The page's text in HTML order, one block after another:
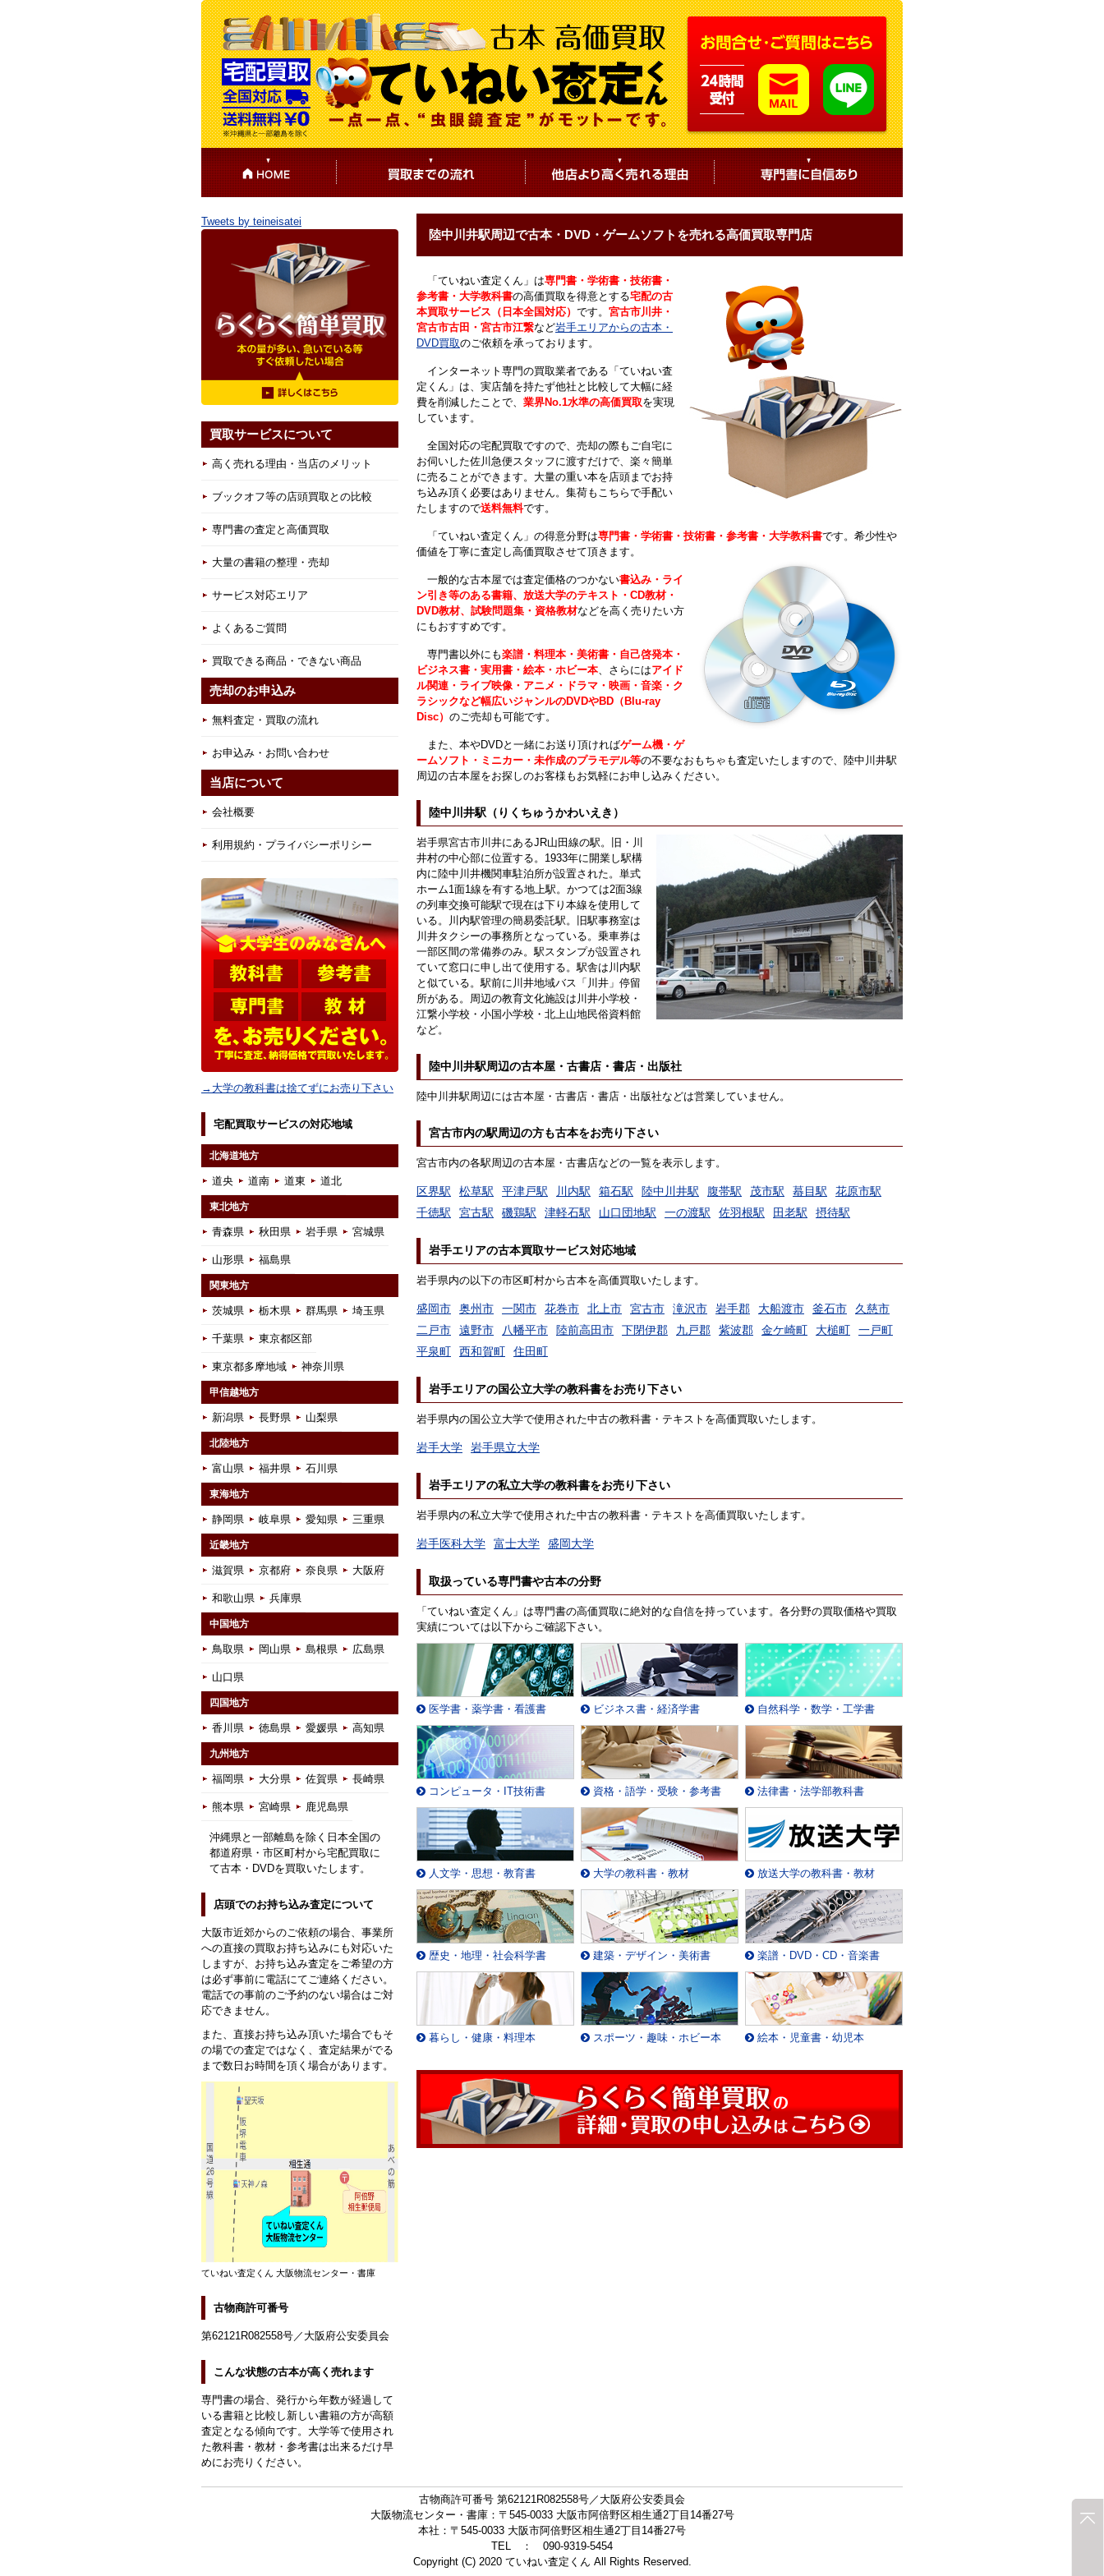
陸中川井駅周辺で古本・DVD・ゲームソフトを売れる高価買取専門店
「ていねい査定くん」は専門書・学術書・技術書・
参考書・大学教科書の高価買取を得意とする宅配の古
本買取サービス（日本全国対応） です。 宮古市川井・
宮古市古田・宮古市江繋など岩手エリアからの古本・
DVD買取のご依頼を承っております。
インターネット専門の買取業者である「ていねい査
定くん」は、実店舗を持たず他社と比較して大幅に経
費を削減したことで、 業界No.1水準の高価買取を実現
しています。
全国対応の宅配買取ですので、売却の際もご自宅に
お伺いした佐川急便スタッフに渡すだけで、楽々簡単
に売ることができます。大量の重い本を店頭までお持
ち込み頂く必要はありません。集荷もこちらで手配い
たしますので送料無料です。
「ていねい査定くん」の得意分野は専門書・学術書・技術書・参考書・大学教科書です。希少性や
価値を丁寧に査定し高価買取させて頂きます。
一般的な古本屋では査定価格のつかない書込み・ライ
ン引き等のある書籍、放送大学のテキスト・CD教材・
DVD教材、試験問題集・資格教材などを高く売りたい方
にもおすすめです。
専門書以外にも楽譜・料理本・美術書・自己啓発本・
ビジネス書・実用書・絵本・ホビー本、さらにはアイド
ル関連・ライブ映像・アニメ・ドラマ・映画・音楽・ク
ラシックなど幅広いジャンルのDVDやBD（Blu-ray
Disc） のご売却も可能です。
また、本やDVDと一緒にお送り頂ければゲーム機・ゲ
ームソフト・ミニカー・未作成のプラモデル等の不要なおもちゃも査定いたしますので、陸中川井駅
周辺の古本屋をお探しのお客様もお気軽にお申し込みください。
陸中川井駅（りくちゅうかわいえき）
岩手県宮古市川井にあるJR山田線の駅。旧・川
井村の中心部に位置する。1933年に開業し駅構
内に陸中川井機関車駐泊所が設置された。単式
ホーム1面1線を有する地上駅。かつては2面3線
の列車交換可能駅で現在は下り本線を使用して
いる。川内駅管理の簡易委託駅。旧駅事務室は
川井タクシーの事務所となっている。乗車券は
一部区間の常備券のみ。駅スタンプが設置され
ていて窓口に申し出て使用する。駅舎は川内駅
と似ている。駅前に川井地域バス「川井」停留
所がある。周辺の教育文化施設は川井小学校・
江繋小学校・小国小学校・北上山地民俗資料館
など。
陸中川井駅周辺の古本屋・古書店・書店・出版社
陸中川井駅周辺には古本屋・古書店・書店・出版社などは営業していません。
宮古市内の駅周辺の方も古本をお売り下さい
宮古市内の各駅周辺の古本屋・古書店などの一覧を表示します。
区界駅 松草駅 平津戸駅 川内駅 箱石駅 陸中川井駅 腹帯駅 茂市駅 蟇目駅
花原市駅
千徳駅
宮古駅 磯鶏駅 津軽石駅 山口団地駅 一の渡駅 佐羽根駅 田老駅 摂待駅
岩手エリアの古本買取サービス対応地域
岩手県内の以下の市区町村から古本を高価買取いたします。
盛岡市 奥州市 一関市 花巻市 北上市 宮古市 滝沢市 岩手郡 大船渡市 釜石市
久慈市
二戸市
遠野市 八幡平市 陸前高田市 下閉伊郡 九戸郡 紫波郡 金ケ崎町 大槌町
一戸町
平泉町
西和賀町 住田町
岩手エリアの国公立大学の教科書をお売り下さい
岩手県内の国公立大学で使用された中古の教科書・テキストを高価買取いたします。
岩手大学 岩手県立大学
岩手エリアの私立大学の教科書をお売り下さい
岩手県内の私立大学で使用された中古の教科書・テキストを高価買取いたします。
岩手医科大学 富士大学 盛岡大学
取扱っている専門書や古本の分野
「ていねい査定くん」は専門書の高価買取に絶対的な自信を持っています。各分野の買取価格や買取
実績については以下からご確認下さい。
医学書・薬学書・看護書 ビジネス書・経済学書 自然科学・数学・工学書
コンピュータ・IT技術書 資格・語学・受験・参考書 法律書・法学部教科書
人文学・思想・教育書 大学の教科書・教材 放送大学の教科書・教材
歴史・地理・社会科学書 建築・デザイン・美術書 楽譜・DVD・CD・音楽書
暮らし・健康・料理本 スポーツ・趣味・ホビー本 絵本・児童書・幼児本
Tweets by teineisatei
買取サービスについて
高く売れる理由・当店のメリット
ブックオフ等の店頭買取との比較
専門書の査定と高価買取
大量の書籍の整理・売却
サービス対応エリア
よくあるご質問
買取できる商品・できない商品
売却のお申込み
無料査定・買取の流れ
お申込み・お問い合わせ
当店について
会社概要
利用規約・プライバシーポリシー
→大学の教科書は捨てずにお売り下さい
宅配買取サービスの対応地域
北海道地方
道央 道南 道東 道北
東北地方
青森県 秋田県 岩手県 宮城県
山形県 福島県
関東地方
茨城県 栃木県 群馬県 埼玉県
千葉県 東京都区部
東京都多摩地域 神奈川県
甲信越地方
新潟県 長野県 山梨県
北陸地方
富山県 福井県 石川県
東海地方
静岡県 岐阜県 愛知県 三重県
近畿地方
滋賀県 京都府 奈良県 大阪府
和歌山県 兵庫県
中国地方
鳥取県 岡山県 島根県 広島県
山口県
四国地方
香川県 徳島県 愛媛県 高知県
九州地方
福岡県 大分県 佐賀県 長崎県
熊本県 宮崎県 鹿児島県
沖縄県と一部離島を除く日本全国の
都道府県・市区町村から宅配買取に
て古本・DVDを買取いたします。
店頭でのお持ち込み査定について
大阪市近郊からのご依頼の場合、事業所
への直接の買取お持ち込みにも対応いた
しますが、お持ち込み査定をご希望の方
は必ず事前に電話にてご連絡ください。
電話での事前のご予約のない場合はご対
応できません。
また、直接お持ち込み頂いた場合でもそ
の場での査定ではなく、査定結果がでる
まで数日お時間を頂く場合があります。
ていねい査定くん 大阪物流センター・書庫
古物商許可番号
第62121R082558号／大阪府公安委員会
こんな状態の古本が高く売れます
専門書の場合、発行から年数が経過して
いる書籍と比較し新しい書籍の方が高額
査定となる傾向です。大学等で使用され
た教科書・教材・参考書は出来るだけ早
めにお売りください。
古物商許可番号 第62121R082558号／大阪府公安委員会
大阪物流センター・書庫：〒545-0033 大阪市阿倍野区相生通2丁目14番27号
本社：〒545-0033 大阪市阿倍野区相生通2丁目14番27号
TEL ： 090-9319-5454
Copyright (C) 2020 ていねい査定くん All Rights Reserved.